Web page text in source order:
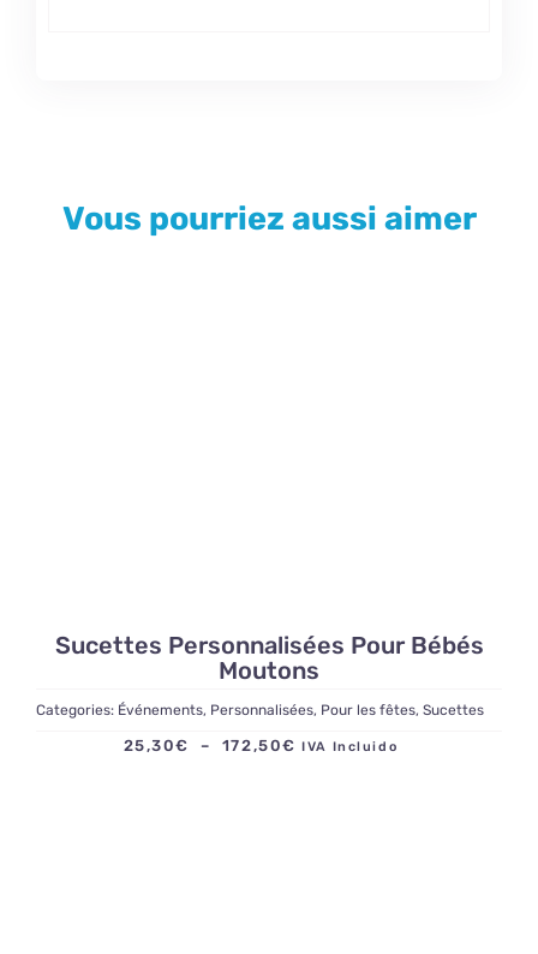
Vous pourriez aussi aimer
Sucettes Personnalisées Pour Bébés
Moutons
Categories: Événements, Personnalisées, Pour les fêtes, Sucettes
25,30€ – 172,50€ Plage
IVA Incluido